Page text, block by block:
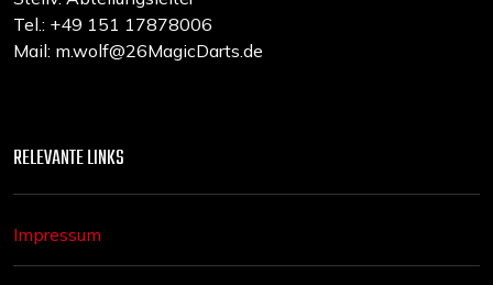
Tel.: +49 151 17878006
Mail: m.wolf@26MagicDarts.de
RELEVANTE LINKS
Impressum